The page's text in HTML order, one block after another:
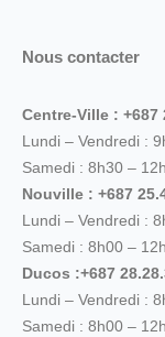
Nous contacter
Centre-Ville : +687
Lundi – Vendredi :
Samedi : 8h30 –
Nouville : +687
Lundi – Vendredi :
Samedi : 8h00 –
Ducos :+687
Lundi – Vendredi :
Samedi : 8h00 –